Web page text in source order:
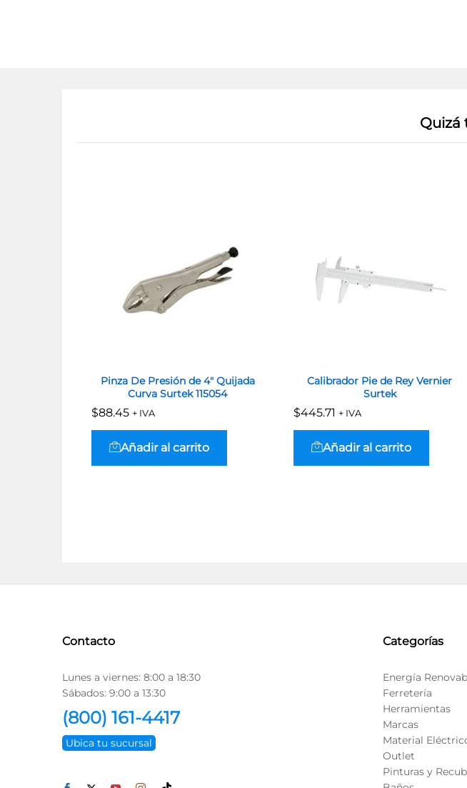
Quizá
Pinza De Presión de 4″ Quijada
Curva Surtek 115054
$88.45 + IVA
$88.45
Añadir al carrito
Calibrador Pie de Rey Vernier
Surtek
$445.71 + IVA
$445.71
Añadir al carrito
Contacto
Lunes a viernes: 8:00 a 18:30
Sábados: 9:00 a 13:30
(800) 161-4417
Ubica tu sucursal
Categorías
Energía
Ferretería
Herramientas
Marcas
Material
Outlet
Pinturas y